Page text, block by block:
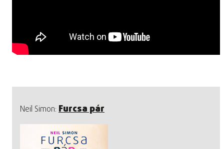
Neil Simon: Furcsa pár